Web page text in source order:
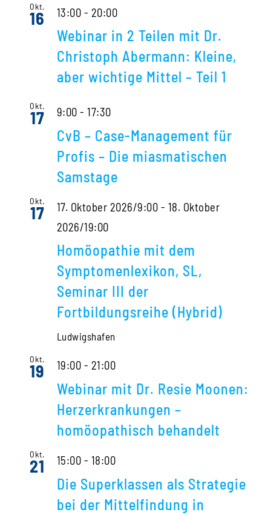
Okt.
16 13:00 - 20:00
Webinar in 2 Teilen mit Dr.
Christoph Abermann: Kleine,
aber wichtige Mittel – Teil 1
Okt.
17 9:00 -17:30
CvB – Case-Management für
Profis – Die miasmatischen
Samstage
Okt.
17 17. Oktober 2026/9:00 - 18. Oktober
2026/19:00
Homöopathie mit dem
Symptomenlexikon, SL,
Seminar III der
Fortbildungsreihe (Hybrid)
Ludwigshafen
Okt.
19 19:00 - 21:00
Webinar mit Dr. Resie Moonen:
Herzerkrankungen –
homöopathisch behandelt
Okt.
21 15:00 - 18:00
Die Superklassen als Strategie
bei der Mittelfindung in